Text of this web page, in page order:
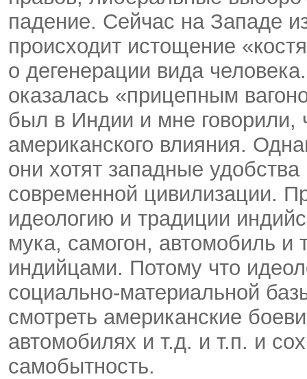
падение. Сейчас на Западе
происходит истощение
о дегенерации вида
оказалась «прицепным
был в Индии и мне говорили,
американского влияния.
они хотят западные
современной цивилизации.
идеологию и традиции
мука, самогон, автомобиль и
индийцами. Потому что
социально-материальной
смотреть американские
автомобилях и т.д. и т.п. и
самобытность.